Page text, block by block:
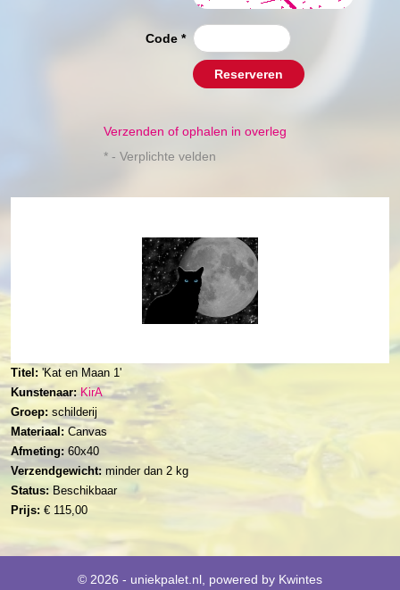
Code *
Reserveren
Verzenden of ophalen in overleg
* - Verplichte velden
Titel: 'Kat en Maan 1'
Kunstenaar: KirA
Groep: schilderij
Materiaal: Canvas
Afmeting: 60x40
Verzendgewicht: minder dan 2 kg
Status: Beschikbaar
Prijs: € 115,00
© 2026 - uniekpalet.nl, powered by Kwintes